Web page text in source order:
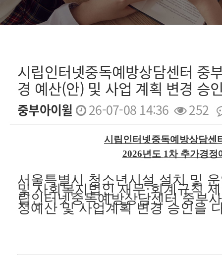
시립인터넷중독예방상담센터 중
경 예산(안) 및 사업 계획 변경 승
중부아이윌 26-07-08 14:36 252
시립인터넷중독예방상담센
2026년도 1차 추가경정
서울특별시 청소년시설 설치 및
및 사회복지법인 재무·회계규칙 제
립인터넷중독예방상담센터 중부
정예산 및 사업계획 변경 승인을